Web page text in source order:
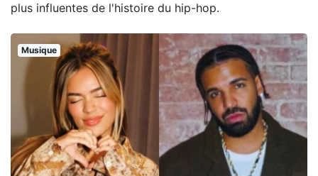
plus influentes de l'histoire du hip-hop.
Musique